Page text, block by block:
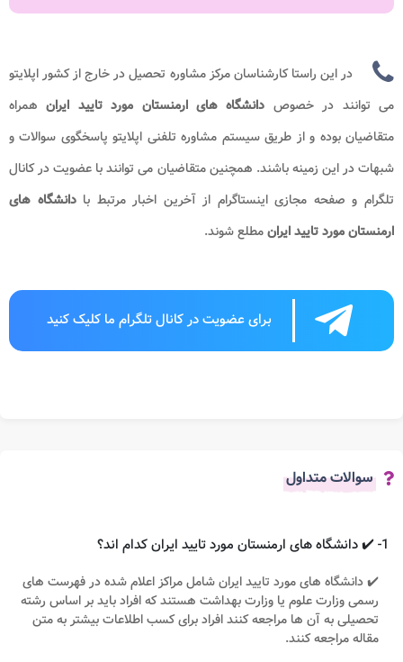
در این راستا کارشناسان مرکز مشاوره تحصیل در خارج از کشور اپلایتو
می توانند در خصوص دانشگاه های ارمنستان مورد تایید ایرانهمراه
متقاضیان بوده و از طریق سیستم مشاوره تلفنی اپلایتو پاسخگوی سوالات و
شبهات در این زمینه باشند. همچنین متقاضیان می توانند با عضویت در کانال
تلگرام و صفحه مجازی اینستاگرام از آخرین اخبار مرتبط بادانشگاه های
ارمنستان مورد تایید ایرانمطلع شوند.
برای عضویت در کانال تلگرام ما کلیک کنید
سوالات متداول
1- ✔️ دانشگاه های ارمنستان مورد تایید ایران کدام اند؟
✔️ دانشگاه های مورد تایید ایران شامل مراکز اعلام شده در فهرست های
رسمی وزارت علوم یا وزارت بهداشت هستند که افراد باید بر اساس رشته
تحصیلی به آن ها مراجعه کنند افراد برای کسب اطلاعات بیشتر به متن
مقاله مراجعه کنند.